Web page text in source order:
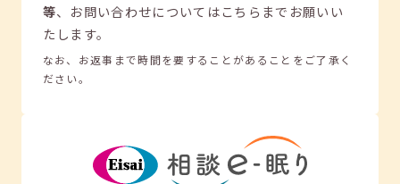
等、 お問い合わせについてはこちらまでお願いい
たします。
なお、お返事まで時間を要することがあることをご了承く
ださい。